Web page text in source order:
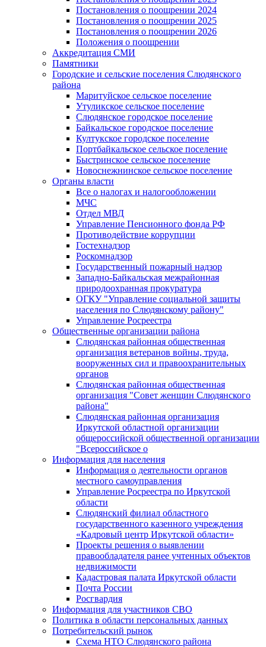
Постановления о поощрении 2024
Постановления о поощрении 2025
Постановления о поощрении 2026
Положения о поощрении
Аккредитация СМИ
Памятники
Городские и сельские поселения Слюдянского
района
Маритуйское сельское поселение
Утуликское сельское поселение
Слюдянское городское поселение
Байкальское городское поселение
Култукское городское поселение
Портбайкальское сельское поселение
Быстринское сельское поселение
Новоснежнинское сельское поселение
Органы власти
Все о налогах и налогообложении
МЧС
Отдел МВД
Управление Пенсионного фонда РФ
Противодействие коррупции
Гостехнадзор
Роскомнадзор
Государственный пожарный надзор
Западно-Байкальская межрайонная
природоохранная прокуратура
ОГКУ "Управление социальной защиты
населения по Слюдянскому району"
Управление Росреестра
Общественные организации района
Слюдянская районная общественная
организация ветеранов войны, труда,
вооруженных сил и правоохранительных
органов
Слюдянская районная общественная
организация "Совет женщин Слюдянского
района"
Слюдянская районная организация
Иркутской областной организации
общероссийской общественной организации
"Всероссийское о
Информация для населения
Информация о деятельности органов
местного самоуправления
Управление Росреестра по Иркутской
области
Слюдянский филиал областного
государственного казенного учреждения
«Кадровый центр Иркутской области»
Проекты решения о выявлении
правообладателя ранее учтенных объектов
недвижимости
Кадастровая палата Иркутской области
Почта России
Росгвардия
Информация для участников СВО
Политика в области персональных данных
Потребительский рынок
Схема НТО Слюдянского района